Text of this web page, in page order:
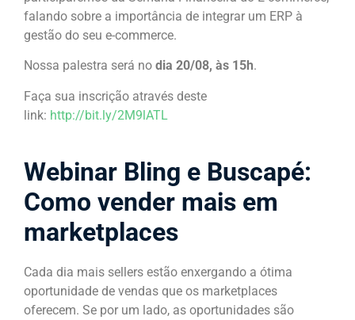
falando sobre a importância de integrar um ERP à
gestão do seu e-commerce.
Nossa palestra será no dia 20/08, às 15h.
Faça sua inscrição através deste
link: http://bit.ly/2M9lATL
Webinar Bling e Buscapé:
Como vender mais em
marketplaces
Cada dia mais sellers estão enxergando a ótima
oportunidade de vendas que os marketplaces
oferecem. Se por um lado, as oportunidades são